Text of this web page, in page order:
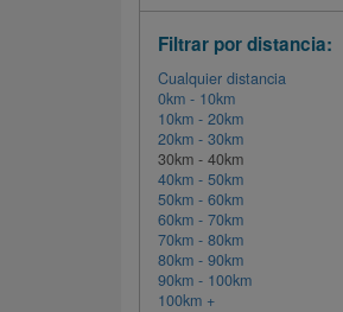
Filtrar por distancia:
Cualquier distancia
0km - 10km
10km - 20km
20km - 30km
30km - 40km
40km - 50km
50km - 60km
60km - 70km
70km - 80km
80km - 90km
90km - 100km
100km +